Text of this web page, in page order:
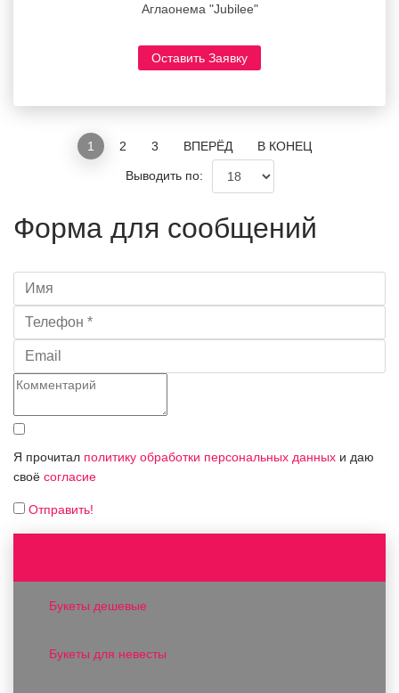
Аглаонема "Jubilee"
Оставить Заявку
1 2 3 ВПЕРЁД В КОНЕЦ
Выводить по:
Форма для сообщений
Я прочитал политику обработки персональных данных и даю
своё согласие
Отправить!
Букеты дешевые
Букеты для невесты